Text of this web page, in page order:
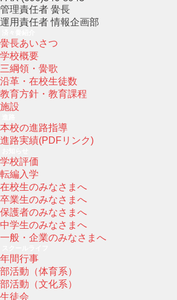
管理責任者 黌長
運用責任者 情報企画部
黌長あいさつ
学校概要
三綱領・黌歌
沿革・在校生徒数
教育方針・教育課程
施設
本校の進路指導
進路実績(PDFリンク)
学校評価
転編入学
在校生のみなさまへ
卒業生のみなさまへ
保護者のみなさまへ
中学生のみなさまへ
一般・企業のみなさまへ
年間行事
部活動（体育系）
部活動（文化系）
生徒会